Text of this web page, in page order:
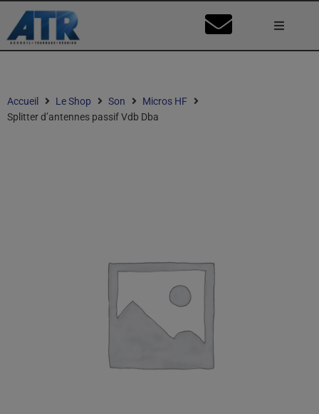
Accueil Le Shop Son
Micros HF
Splitter d’antennes passif Vdb Dba